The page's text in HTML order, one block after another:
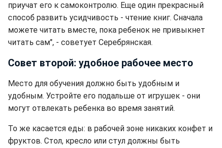
приучат его к самоконтролю. Еще один прекрасный
способ развить усидчивость - чтение книг. Сначала
можете читать вместе, пока ребенок не привыкнет
читать сам", - советует Серебрянская.
Совет второй: удобное рабочее место
Место для обучения должно быть удобным и
удобным. Устройте его подальше от игрушек - они
могут отвлекать ребенка во время занятий.
То же касается еды: в рабочей зоне никаких конфет и
фруктов. Стол, кресло или стул должны быть